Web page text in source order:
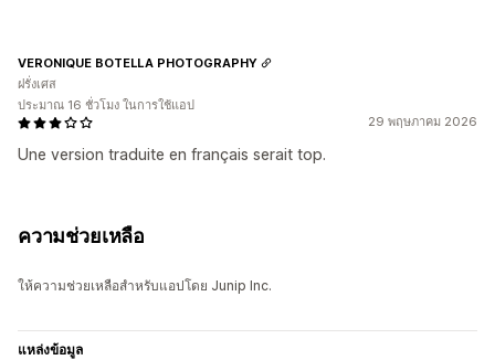
29 พฤษภาคม 2026
Une version traduite en français serait top.
VERONIQUE BOTELLA PHOTOGRAPHY
ฝรั่งเศส
ประมาณ 16 ชั่วโมง ในการใช้แอป
ความช่วยเหลือ
ให้ความช่วยเหลือสำหรับแอปโดย Junip Inc.
แหล่งข้อมูล